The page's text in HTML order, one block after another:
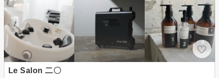
Le Salon 二〇